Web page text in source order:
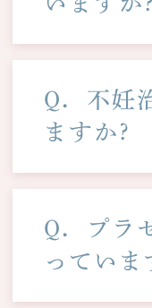
Q．不妊
ますか?
Q．プラ
っていま